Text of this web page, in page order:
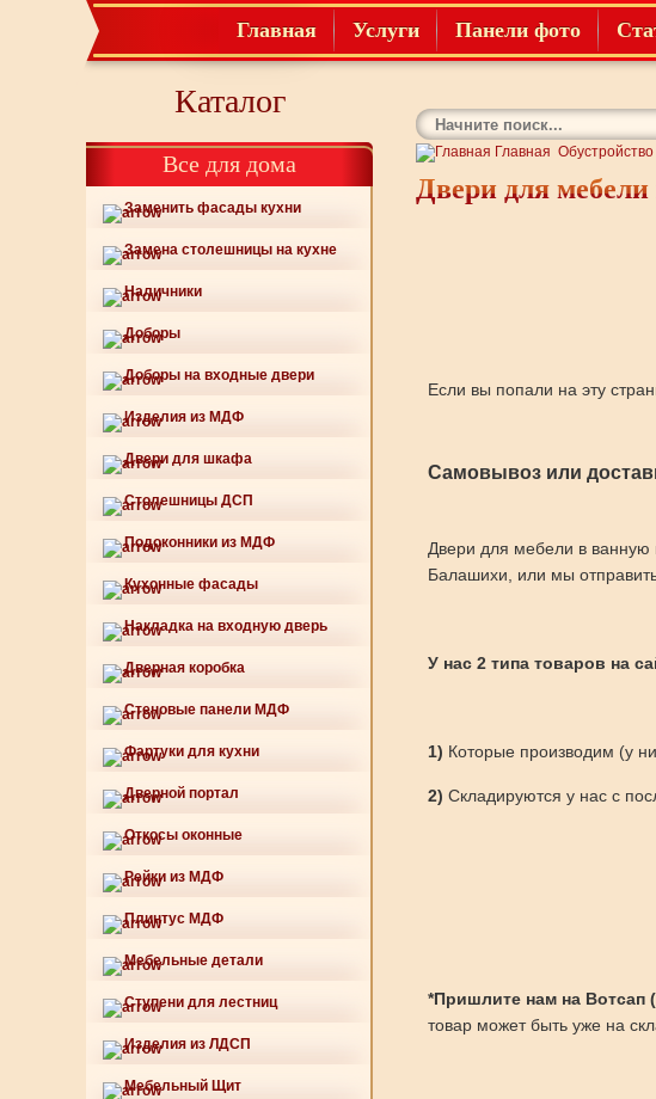
Главная Услуги Панели фото
Каталог
Все для дома
Заменить фасады кухни
Замена столешницы на кухне
Наличники
Доборы
Доборы на входные двери
Изделия из МДФ
Двери для шкафа
Столешницы ДСП
Подоконники из МДФ
Кухонные фасады
Накладка на входную дверь
Дверная коробка
Стеновые панели МДФ
Фартуки для кухни
Дверной портал
Откосы оконные
Рейки из МДФ
Плинтус МДФ
Мебельные детали
Ступени для лестниц
Изделия из ЛДСП
Мебельный Щит
Главная
Двери для
Если вы попали на эту
Самовывоз или
Двери для мебели в ванную
Балашихи, или мы
У нас 2 типа товаров на
1) Которые производим (у
2) Складируются у нас с
*Пришлите нам на Вотсап
товар может быть уже на